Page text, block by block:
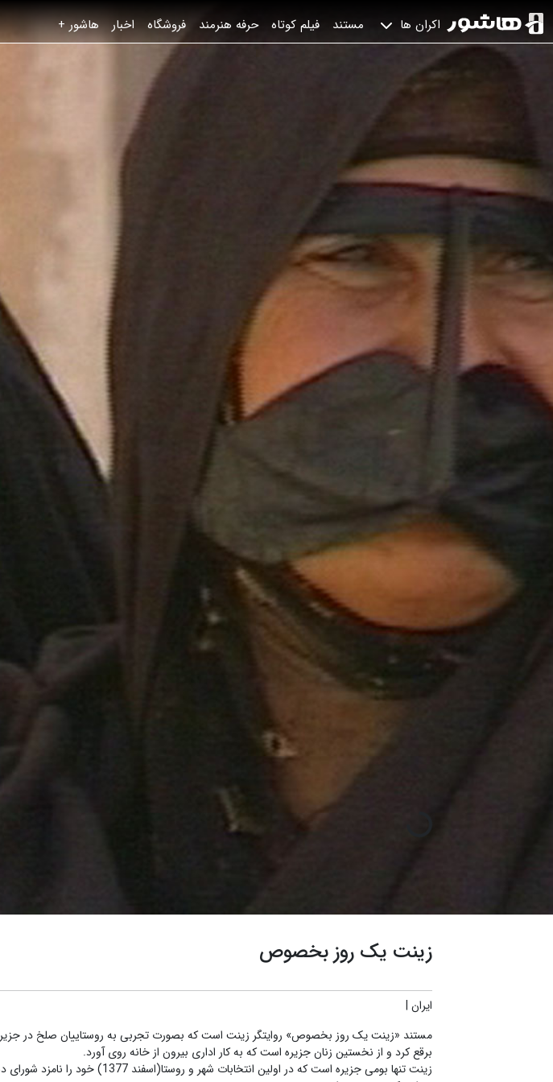
اکران ها مستند فیلم کوتاه حرفه هنرمند فروشگاه اخبار هاشور +
زینت یک روز بخصوص
ایران |
مستند «زینت یک روز بخصوص» روایتگر زینت است که بصورت تجربی به روستاییان صلخ در
برقع کرد و از نخستین زنان جزیره است که به کار اداری بیرون از خانه روی آورد.
زینت تنها بومی جزیره است که در